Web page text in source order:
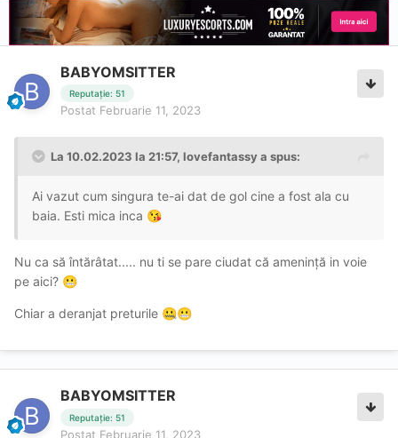
BABYOMSITTER
Reputație: 51
Postat Februarie 11, 2023
La 10.02.2023 la 21:57, lovefantassya spus:
Ai vazut cum singura te-ai dat de gol cine a fost ala cu
baia. Esti mica inca 😘
Nu ca să întărâtat..... nu ti se pare ciudat că amenință in voie
pe aici? 😬
Chiar a deranjat preturile 🤐😬
BABYOMSITTER
Reputație: 51
Postat Februarie 11, 2023